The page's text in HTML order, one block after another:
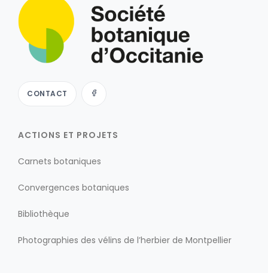
CONTACT
ACTIONS ET PROJETS
Carnets botaniques
Convergences botaniques
Bibliothèque
Photographies des vélins de l’herbier de Montpellier